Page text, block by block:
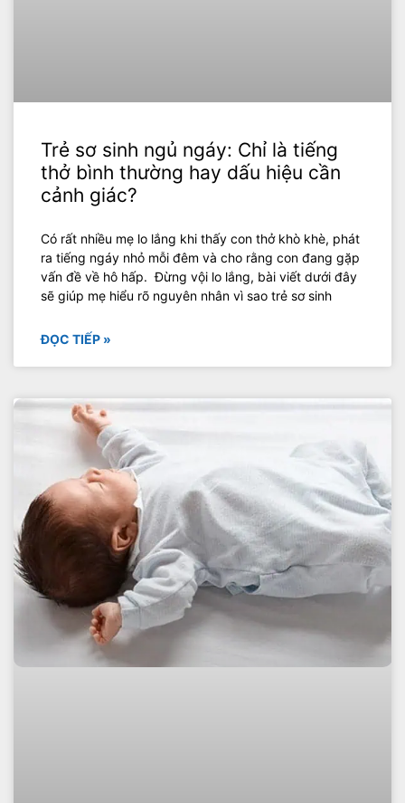
Trẻ sơ sinh ngủ ngáy: Chỉ là tiếng
thở bình thường hay dấu hiệu cần
cảnh giác?
Có rất nhiều mẹ lo lắng khi thấy con thở khò khè, phát
ra tiếng ngáy nhỏ mỗi đêm và cho rằng con đang gặp
vấn đề về hô hấp. Đừng vội lo lắng, bài viết dưới đây
sẽ giúp mẹ hiểu rõ nguyên nhân vì sao trẻ sơ sinh
ĐỌC TIẾP »